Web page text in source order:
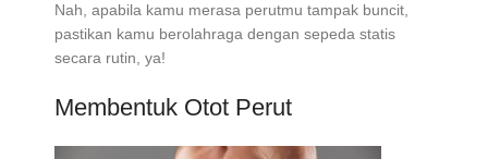
Nah, apabila kamu merasa perutmu tampak buncit,
pastikan kamu berolahraga dengan sepeda statis
secara rutin, ya!
Membentuk Otot Perut